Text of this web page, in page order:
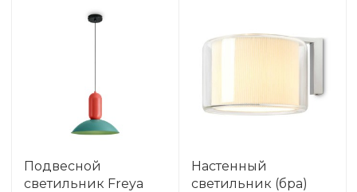
Подвесной
светильник Freya
Настенный
светильник (бра)